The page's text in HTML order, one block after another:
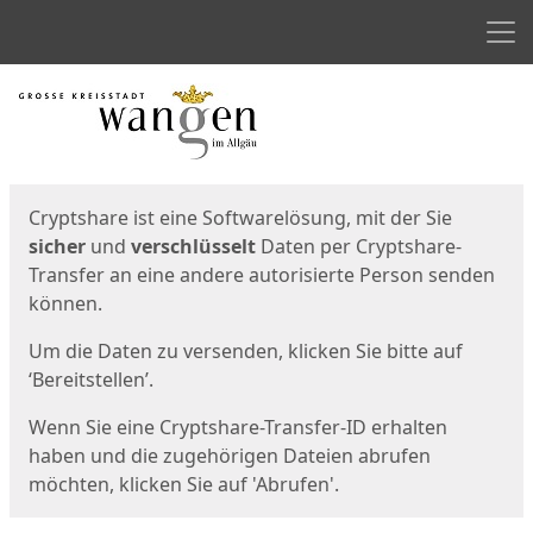
Start
Cryptshare ist eine Softwarelösung, mit der Sie
sicher und verschlüsselt Daten per Cryptshare-
Transfer an eine andere autorisierte Person senden
können.
Um die Daten zu versenden, klicken Sie bitte auf
‘Bereitstellen’.
Wenn Sie eine Cryptshare-Transfer-ID erhalten
haben und die zugehörigen Dateien abrufen
möchten, klicken Sie auf 'Abrufen'.